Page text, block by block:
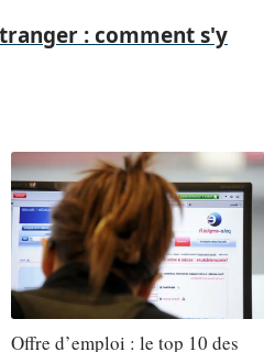
: comment s'y
Offre d’emploi : le top 10 des